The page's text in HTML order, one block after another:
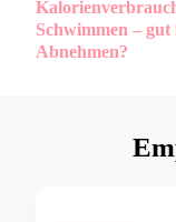
Schwimmen – gut
Abnehmen?